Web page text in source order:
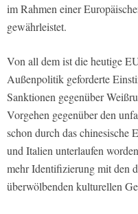
im Rahmen einer
gewährleistet.
Von all dem ist die heutige
Außenpolitik geforderte
Sanktionen gegenüber
Vorgehen gegenüber den
schon durch das chinesische
und Italien unterlaufen
mehr Identifizierung mit den
überwölbenden kulturellen